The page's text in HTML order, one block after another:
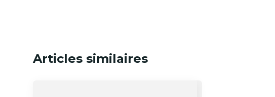
Articles similaires